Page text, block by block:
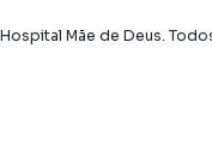
Hospital Mãe de Deus.